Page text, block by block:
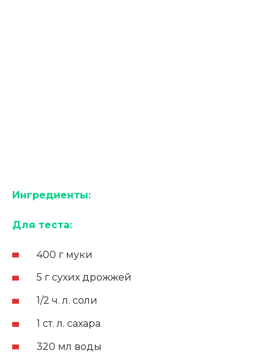
Ингредиенты:
Для теста:
400 г муки
5 г сухих дрожжей
1/2 ч. л. соли
1 ст. л. сахара
320 мл воды